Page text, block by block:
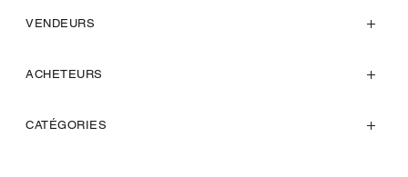
VENDEURS
ACHETEURS
CATÉGORIES